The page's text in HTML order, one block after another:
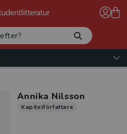
Annika Nilsson
Kapitelförfattare